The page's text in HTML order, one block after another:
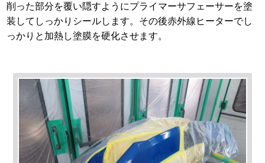
削った部分を覆い隠すようにプライマーサフェーサーを塗
装してしっかりシールします。その後赤外線ヒーターでし
っかりと加熱し塗膜を硬化させます。